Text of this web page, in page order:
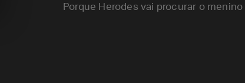
Porque Herodes vai procurar o menino